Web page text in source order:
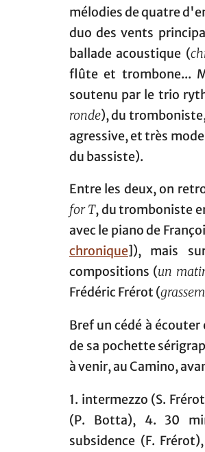
mélodies de quatre
duo des vents
ballade acoustique (
flûte et trombone...
soutenu par le trio
ronde), du
agressive, et très
du bassiste).
Entre les deux, on
for T, du tromboniste
avec le piano de
chronique]), mais
compositions (un
Frédéric Frérot (
Bref un cédé à
de sa pochette
à venir, au Camino,
1. intermezzo (S.
(P. Botta), 4. 30
subsidence (F.